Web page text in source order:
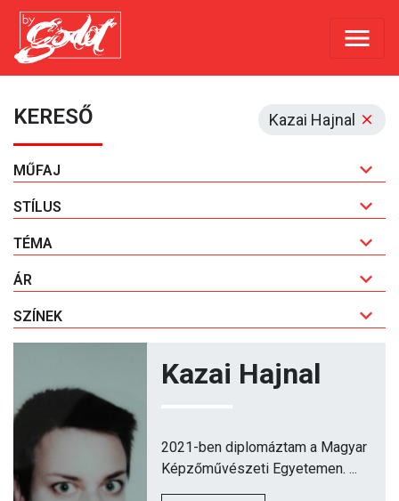
Kazai Hajnal
KERESŐ
MŰFAJ
STÍLUS
TÉMA
ÁR
SZÍNEK
Kazai Hajnal
2021-ben diplomáztam a Magyar
Képzőművészeti Egyetemen. ...